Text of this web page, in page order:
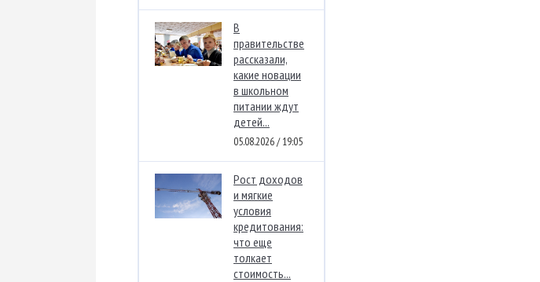
В
правительстве
рассказали,
какие новации
в школьном
питании ждут
детей...
05.08.2026 / 19:05
Рост доходов
и мягкие
условия
кредитования:
что еще
толкает
стоимость...